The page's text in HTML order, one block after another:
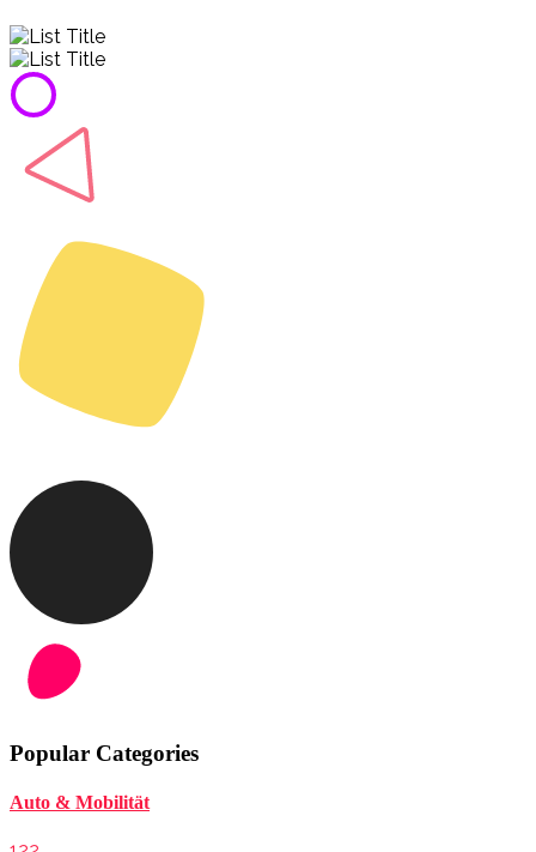
Popular Categories
Auto & Mobilität